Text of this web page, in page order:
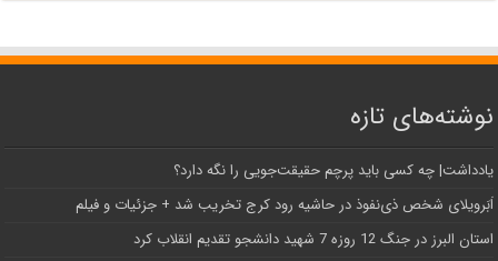
نوشته‌های تازه
یادداشت| ‌چه کسی باید پرچم حقیقت‌جویی را نگه دارد؟
اَبَر‌ویلای شخص ذی‌نفوذ در حاشیه‌ رود کرج تخریب شد + جزئیات و فیلم
استان البرز در جنگ 12 روزه 7 شهید دانشجو تقدیم انقلاب کرد